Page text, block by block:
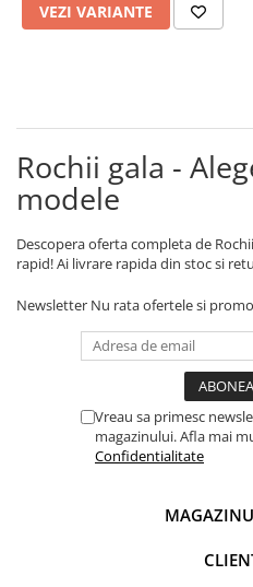
VEZI VARIANTE
Rochii gala -
modele
Descopera oferta completa de
rapid! Ai livrare rapida din stoc si
Newsletter Nu rata ofertele si
Vreau sa primesc
magazinului. Afla mai
Confidentialitate